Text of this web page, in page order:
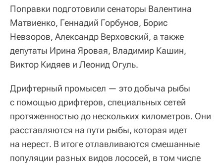
Поправки подготовили сенаторы Валентина
Матвиенко, Геннадий Горбунов, Борис
Невзоров, Александр Верховский, а также
депутаты Ирина Яровая, Владимир Кашин,
Виктор Кидяев и Леонид Огуль.
Дрифтерный промысел — это добыча рыбы
с помощью дрифтеров, специальных сетей
протяженностью до нескольких километров. Они
расставляются на пути рыбы, которая идет
на нерест. В итоге отлавливаются смешанные
популяции разных видов лососей, в том числе